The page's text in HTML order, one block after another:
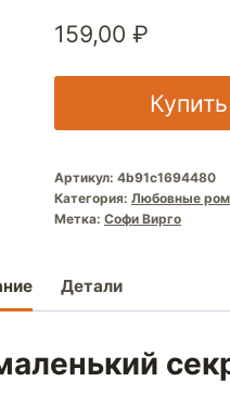
159,00 ₽
Купить
Артикул: 4b91c1694480
Категория: Любовные
Метка: Софи Вирго
Детали